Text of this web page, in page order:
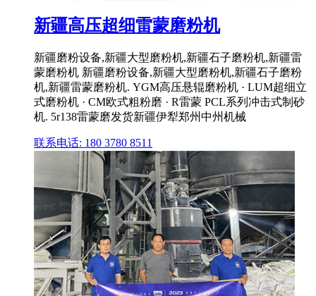
新疆高压超细雷蒙磨粉机
新疆磨粉设备,新疆大型磨粉机,新疆石子磨粉机,新疆雷
蒙磨粉机 新疆磨粉设备,新疆大型磨粉机,新疆石子磨粉
机,新疆雷蒙磨粉机. YGM高压悬辊磨粉机 · LUM超细立
式磨粉机 · CM欧式粗粉磨 · R雷蒙 PCL系列冲击式制砂
机. 5r138雷蒙磨发货新疆伊犁郑州中州机械
联系电话: 180 3780 8511